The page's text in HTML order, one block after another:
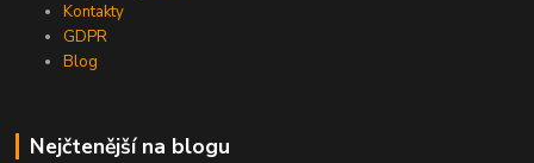
Kontakty
GDPR
Blog
Nejčtenější na blogu